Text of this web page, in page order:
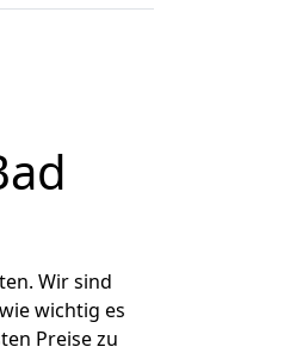
Wir sind
wichtig es
Preise zu